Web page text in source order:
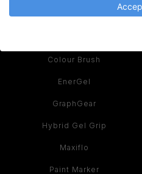
Colour Brush
EnerGel
GraphGear
Hybrid Gel Grip
Maxiflo
Paint Marker